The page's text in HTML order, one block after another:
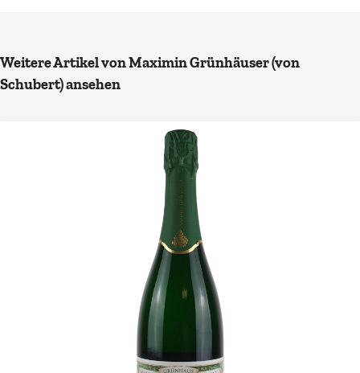
Produktgalerie überspringen
Weitere Artikel von Maximin Grünhäuser (von
Schubert) ansehen